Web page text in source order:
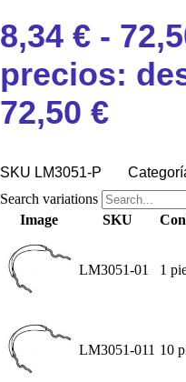
8,34 € -
precios:
72,50 €
SKU LM3051-P
Search variations
Image
SKU
LM3051-01 1
LM3051-011 10